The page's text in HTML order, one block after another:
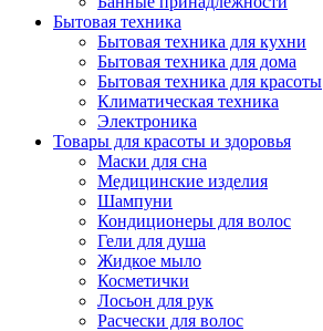
Бытовая техника
Бытовая техника для кухни
Бытовая техника для дома
Бытовая техника для красоты
Климатическая техника
Электроника
Товары для красоты и здоровья
Маски для сна
Медицинские изделия
Шампуни
Кондиционеры для волос
Гели для душа
Жидкое мыло
Косметички
Лосьон для рук
Расчески для волос